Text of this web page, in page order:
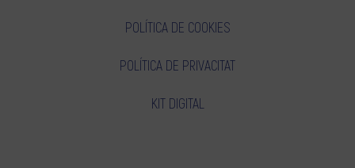
POLÍTICA DE COOKIES
POLÍTICA DE PRIVACITAT
KIT DIGITAL